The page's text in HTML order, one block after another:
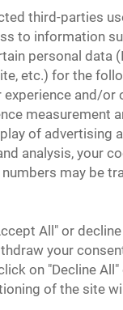
third-parties
to information
personal data
etc.) for the
experience and/or
measurement
of advertising
analysis, your
may be
All" or
your
on "Decline
of the site